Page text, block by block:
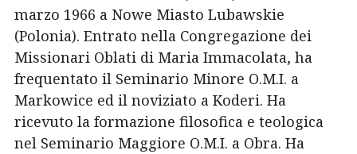
marzo 1966 a Nowe Miasto Lubawskie
(Polonia). Entrato nella Congregazione dei
Missionari Oblati di Maria Immacolata, ha
frequentato il Seminario Minore O.M.I. a
Markowice ed il noviziato a Koderi. Ha
ricevuto la formazione filosofica e teologica
nel Seminario Maggiore O.M.I. a Obra. Ha